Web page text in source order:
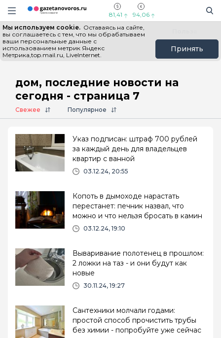
Информационный портал "ГазетаНоворос.ру"
Навигация сайта
81,41 94,06
Мы используем cookie. Оставаясь на сайте,
вы соглашаетесь с тем, что мы обрабатываем
ваши персональные данные с
использованием метрик Яндекс
Метрика,top.mail.ru, LiveInternet.
Принять
Все новости Новости России
Главная # дом
дом, последние новости на
сегодня - страница 7
Свежее Популярное
Указ подписан: штраф 700 рублей
за каждый день для владельцев
квартир с ванной
03.12.24, 20:55
Копоть в дымоходе нарастать
перестанет: печник назвал, что
можно и что нельзя бросать в камин
03.12.24, 19:10
Вываривание полотенец в прошлом:
2 ложки на таз - и они будут как
новые
30.11.24, 19:27
Сантехники молчали годами:
простой способ прочистить трубы
без химии - попробуйте уже сейчас